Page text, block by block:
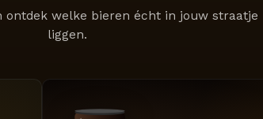
ontdek welke bieren écht in jouw straatje
liggen.